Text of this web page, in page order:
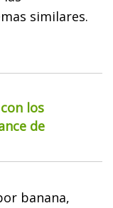
similares.
los
de
banana,